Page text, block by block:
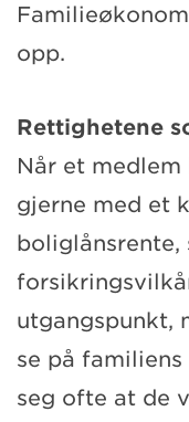
opp.
Rettighetene
Når et
gjerne med et
boliglånsrente,
utgangspunkt,
se på
seg ofte at de